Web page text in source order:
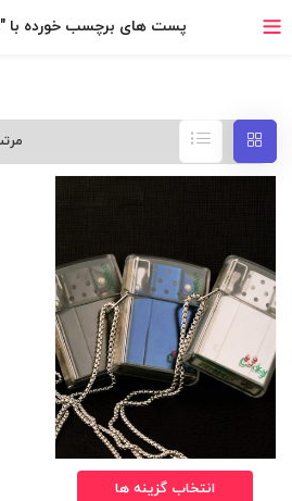
خرید قسطی با
پست های برچسب خورده با
انتخاب گزینه ها